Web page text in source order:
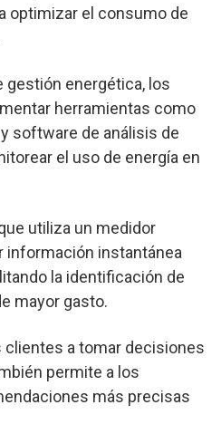
optimizar el consumo de
gestión energética, los
herramientas como
y software de análisis de
el uso de energía en
utiliza un medidor
información instantánea
la identificación de
mayor gasto.
clientes a tomar decisiones
permite a los
más precisas